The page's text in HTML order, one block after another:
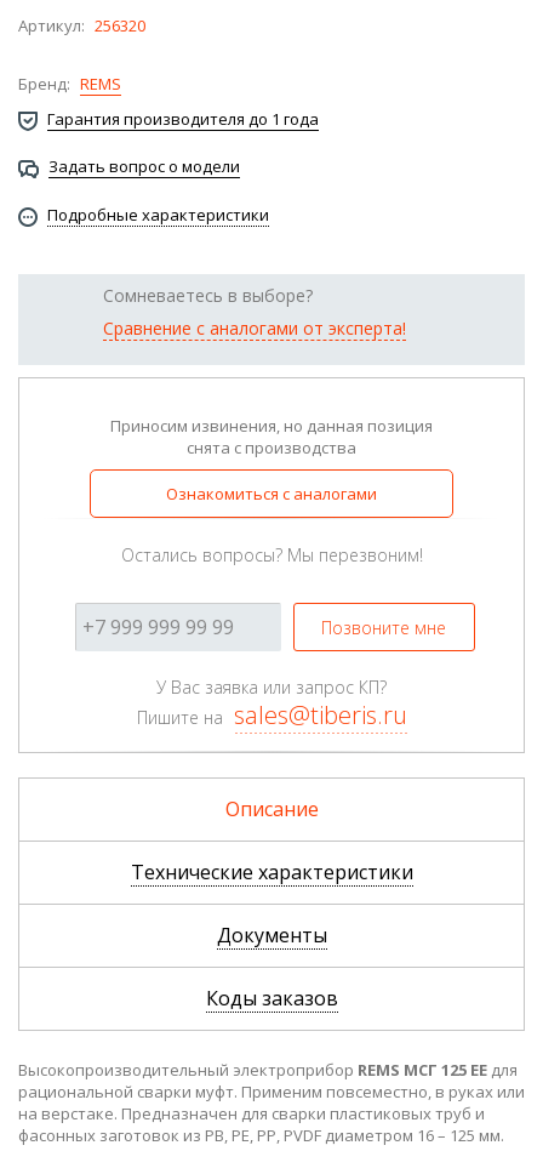
Артикул: 256320
Бренд: REMS
Гарантия производителя до 1 года
Задать вопрос о модели
Подробные характеристики
Сомневаетесь в выборе?
Сравнение с аналогами от эксперта!
Приносим извинения, но данная позиция
снята с производства
Ознакомиться с аналогами
Остались вопросы? Мы перезвоним!
Позвоните мне
У Вас заявка или запрос КП?
Пишите на sales@tiberis.ru
Описание
Технические характеристики
Документы
Коды заказов
Высокопроизводительный электроприбор REMS МСГ 125 EE для
рациональной сварки муфт. Применим повсеместно, в руках или
на верстаке. Предназначен для сварки пластиковых труб и
фасонных заготовок из PB, PE, PP, PVDF диаметром 16 – 125 мм.